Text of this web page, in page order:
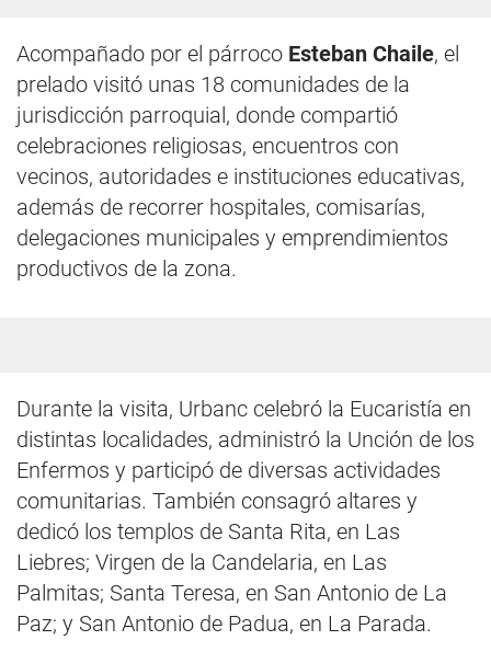
Acompañado por el párroco Esteban Chaile, el
prelado visitó unas 18 comunidades de la
jurisdicción parroquial, donde compartió
celebraciones religiosas, encuentros con
vecinos, autoridades e instituciones educativas,
además de recorrer hospitales, comisarías,
delegaciones municipales y emprendimientos
productivos de la zona.
Durante la visita, Urbanc celebró la Eucaristía en
distintas localidades, administró la Unción de los
Enfermos y participó de diversas actividades
comunitarias. También consagró altares y
dedicó los templos de Santa Rita, en Las
Liebres; Virgen de la Candelaria, en Las
Palmitas; Santa Teresa, en San Antonio de La
Paz; y San Antonio de Padua, en La Parada.